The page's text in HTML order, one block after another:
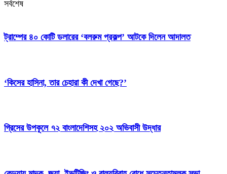
সর্বশেষ
ট্রাম্পের ৪০ কোটি ডলারের ‘বলরুম প্রকল্প’ আটকে দিলেন আদালত
‘কিসের হাসিনা, তার চেহারা কী দেখা গেছে?’
গ্রিসের উপকূলে ৭২ বাংলাদেশিসহ ২০২ অভিবাসী উদ্ধার